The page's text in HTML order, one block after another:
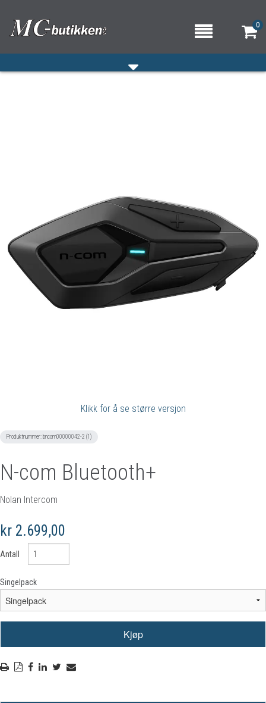
0
Klikk for å se større versjon
Produktnummer:bncom00000042-2 (1)
N-com Bluetooth+
Nolan Intercom
kr 2.699,00
Antall
Singelpack